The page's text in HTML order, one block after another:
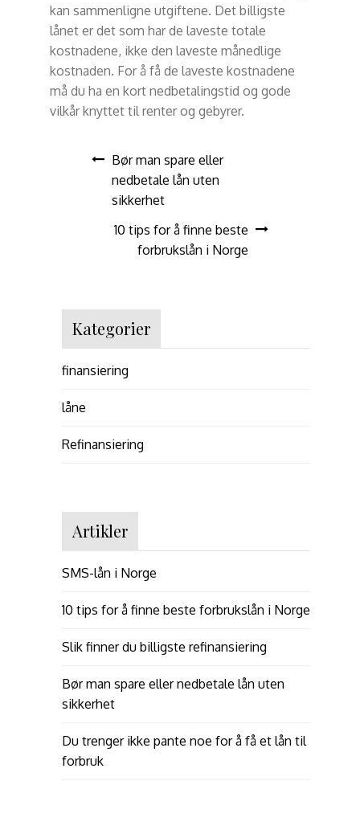
kan sammenligne utgiftene. Det billigste
lånet er det som har de laveste totale
kostnadene, ikke den laveste månedlige
kostnaden. For å få de laveste kostnadene
må du ha en kort nedbetalingstid og gode
vilkår knyttet til renter og gebyrer.
Post
navigation
Bør man spare eller
nedbetale lån uten
sikkerhet
10 tips for å finne beste
forbrukslån i Norge
Kategorier
finansiering
låne
Refinansiering
Artikler
SMS-lån i Norge
10 tips for å finne beste forbrukslån i Norge
Slik finner du billigste refinansiering
Bør man spare eller nedbetale lån uten
sikkerhet
Du trenger ikke pante noe for å få et lån til
forbruk